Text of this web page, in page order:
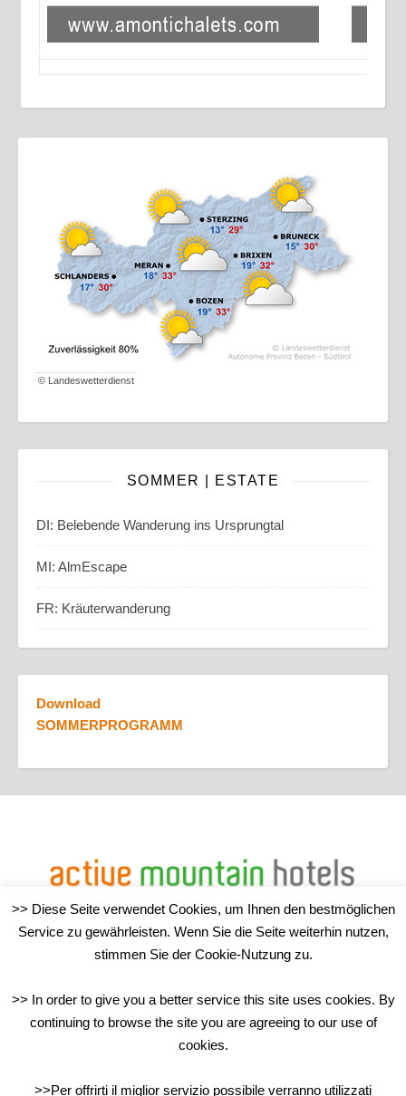
© Landeswetterdienst
SOMMER | ESTATE
DI: Belebende Wanderung ins Ursprungtal
MI: AlmEscape
FR: Kräuterwanderung
Download
SOMMERPROGRAMM
TouristInfo Sand in Taufers/Campo Tures
Via J.-Jungmann-Str. 8 – 39032 Sand in Taufers/Campo
>> Diese Seite verwendet Cookies, um Ihnen den bestmöglichen
Service zu gewährleisten. Wenn Sie die Seite weiterhin nutzen,
stimmen Sie der Cookie-Nutzung zu.
>> In order to give you a better service this site uses cookies. By
continuing to browse the site you are agreeing to our use of
cookies.
>>Per offrirti il miglior servizio possibile verranno utilizzati